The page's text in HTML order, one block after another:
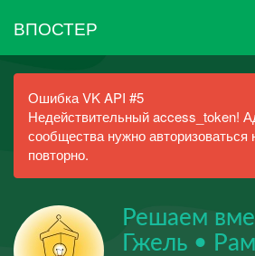
ВПОСТЕР
Ошибка VK API #5
Недействительный access_token!
сообщества нужно авторизоваться
повторно.
Решаем
Гжель •